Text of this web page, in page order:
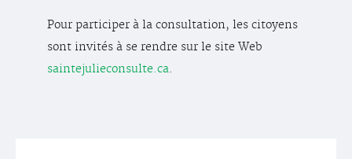
Pour participer à la consultation, les citoyens
sont invités à se rendre sur le site Web
saintejulieconsulte.ca.